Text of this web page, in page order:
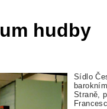
hudby
Sídlo
Straně,